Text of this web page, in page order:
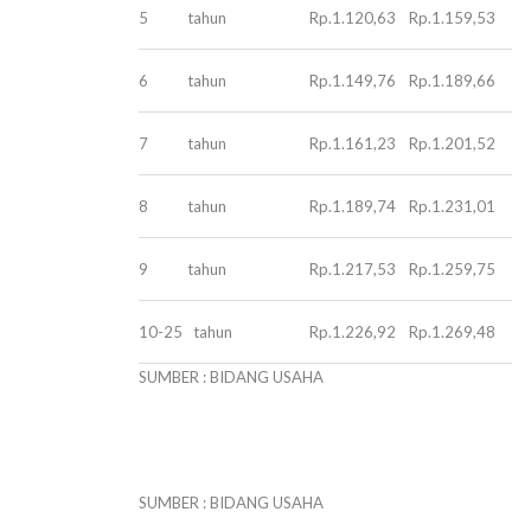
5 tahun Rp.1.120,63 Rp.1.159,53
6 tahun Rp.1.149,76 Rp.1.189,66
7 tahun Rp.1.161,23 Rp.1.201,52
8 tahun Rp.1.189,74 Rp.1.231,01
9 tahun Rp.1.217,53 Rp.1.259,75
10-25 tahun Rp.1.226,92 Rp.1.269,48
SUMBER : BIDANG USAHA
SUMBER : BIDANG USAHA